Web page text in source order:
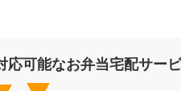
可能なお弁当宅配サー